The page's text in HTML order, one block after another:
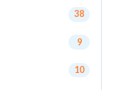
38
9
10